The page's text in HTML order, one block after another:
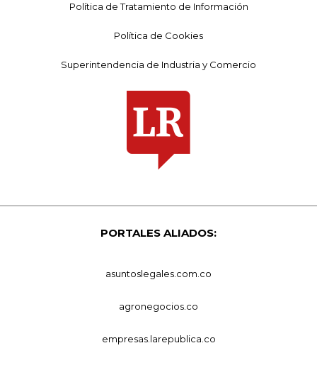
Política de Tratamiento de Información
Política de Cookies
Superintendencia de Industria y Comercio
PORTALES ALIADOS:
asuntoslegales.com.co
agronegocios.co
empresas.larepublica.co